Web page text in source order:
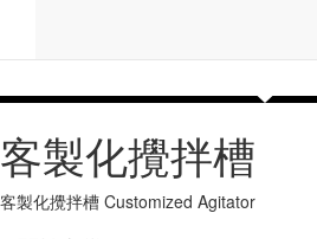
客製化攪拌槽
客製化攪拌槽 Customized Agitator